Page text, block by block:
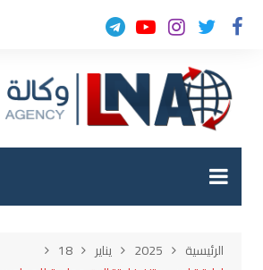
التجاوز
الرئيسية 2025 يناير
18